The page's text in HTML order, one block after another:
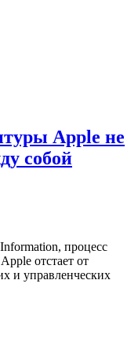
Apple не
собой
процесс
отстает от
и управленческих